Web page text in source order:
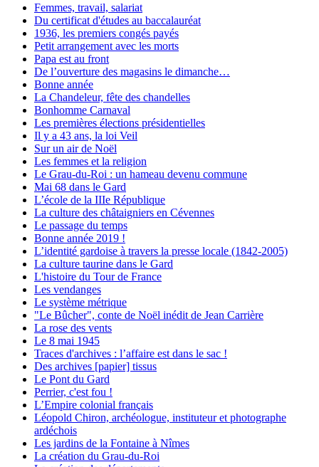
Femmes, travail, salariat
Du certificat d'études au baccalauréat
1936, les premiers congés payés
Petit arrangement avec les morts
Papa est au front
De l’ouverture des magasins le dimanche…
Bonne année
La Chandeleur, fête des chandelles
Bonhomme Carnaval
Les premières élections présidentielles
Il y a 43 ans, la loi Veil
Sur un air de Noël
Les femmes et la religion
Le Grau-du-Roi : un hameau devenu commune
Mai 68 dans le Gard
L’école de la IIIe République
La culture des châtaigniers en Cévennes
Le passage du temps
Bonne année 2019 !
L’identité gardoise à travers la presse locale (1842-2005)
La culture taurine dans le Gard
L'histoire du Tour de France
Les vendanges
Le système métrique
"Le Bûcher", conte de Noël inédit de Jean Carrière
La rose des vents
Le 8 mai 1945
Traces d'archives : l’affaire est dans le sac !
Des archives [papier] tissus
Le Pont du Gard
Perrier, c'est fou !
L’Empire colonial français
Léopold Chiron, archéologue, instituteur et photographe
ardéchois
Les jardins de la Fontaine à Nîmes
La création du Grau-du-Roi